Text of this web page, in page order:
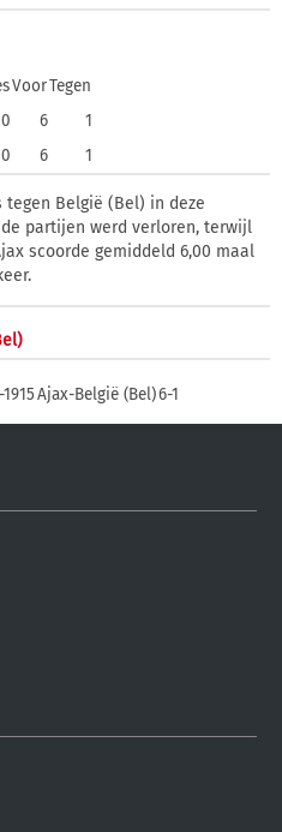
VoorTegen
0 6
1
0 6 1
tegen België (Bel) in deze
partijen werd verloren, terwijl
scoorde gemiddeld 6,00 maal
Ajax-België (Bel)6-1